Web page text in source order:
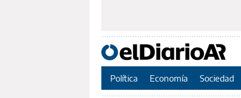
Política Economía Sociedad